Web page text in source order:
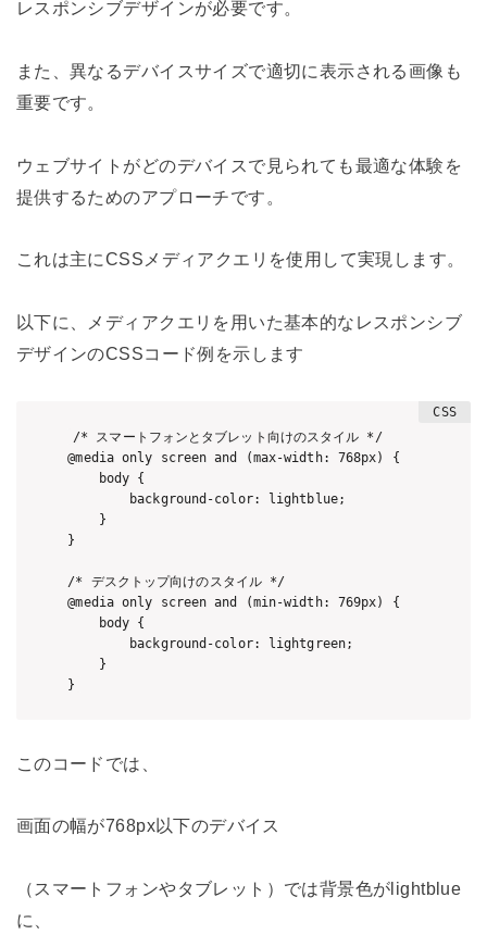
レスポンシブデザインが必要です。
また、異なるデバイスサイズで適切に表示される画像も
重要です。
ウェブサイトがどのデバイスで見られても最適な体験を
提供するためのアプローチです。
これは主にCSSメディアクエリを使用して実現します。
以下に、メディアクエリを用いた基本的なレスポンシブ
デザインのCSSコード例を示します
/* スマートフォンとタブレット向けのスタイル */
@media only screen and (max-width: 768px) {
    body {
        background-color: lightblue;
    }
}
/* デスクトップ向けのスタイル */
@media only screen and (min-width: 769px) {
    body {
        background-color: lightgreen;
    }
このコードでは、
画面の幅が768px以下のデバイス
（スマートフォンやタブレット）では背景色がlightblue
に、